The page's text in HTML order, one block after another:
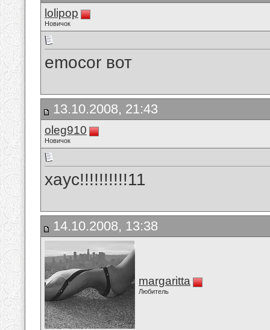
lolipop
Новичок
emocor вот
13.10.2008, 21:43
oleg910
Новичок
хаус!!!!!!!!!!11
14.10.2008, 13:38
margaritta
Любитель